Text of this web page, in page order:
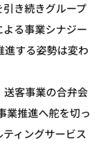
き続きグループ
る事業シナジー
進する姿勢は変わ
送客事業の合弁会
業推進へ舵を切っ
ィングサービス